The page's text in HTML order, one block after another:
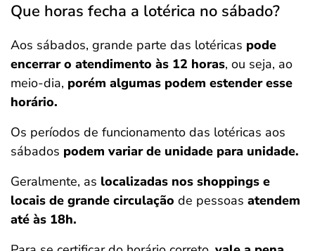
Que horas fecha a lotérica no sábado?
Aos sábados, grande parte das lotéricas pode
encerrar o atendimento às 12 horas, ou seja, ao
meio-dia, porém algumas podem estender esse
horário.
Os períodos de funcionamento das lotéricas aos
sábados podem variar de unidade para unidade.
Geralmente, as localizadas nos shoppings e
locais de grande circulação de pessoas atendem
até às 18h.